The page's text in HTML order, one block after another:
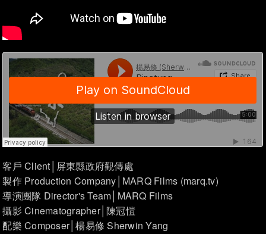
客戶 Client│屏東縣政府觀傳處
製作 Production Company│MARQ Films (marq.tv)
導演團隊 Director's Team│MARQ Films
攝影 Cinematographer│陳冠愷
配樂 Composer│楊易修 Sherwin Yang